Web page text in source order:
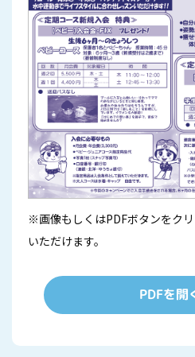
※画像もしくはPDFボタンをク
いただけます。
PDFを開